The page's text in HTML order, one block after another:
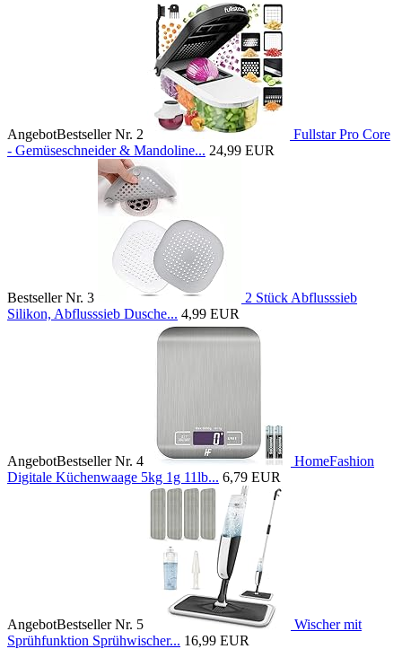
AngebotBestseller Nr. 2
Fullstar Pro Core
- Gemüseschneider & Mandoline... 24,99 EUR
Bestseller Nr. 3
2 Stück Abflusssieb
Silikon, Abflusssieb Dusche... 4,99 EUR
AngebotBestseller Nr. 4
HomeFashion
Digitale Küchenwaage 5kg 1g 11lb... 6,79 EUR
AngebotBestseller Nr. 5
Wischer mit
Sprühfunktion Sprühwischer... 16,99 EUR